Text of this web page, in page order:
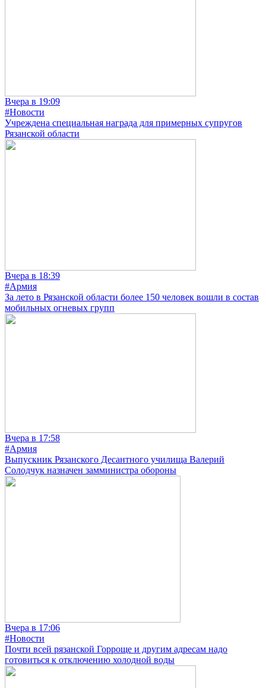
Вчера в 19:09
#Новости
Учреждена специальная награда для примерных супругов
Рязанской области
Вчера в 18:39
#Армия
За лето в Рязанской области более 150 человек вошли в состав
мобильных огневых групп
Вчера в 17:58
#Армия
Выпускник Рязанского Десантного училища Валерий
Солодчук назначен замминистра обороны
Вчера в 17:06
#Новости
Почти всей рязанской Горроще и другим адресам надо
готовиться к отключению холодной воды